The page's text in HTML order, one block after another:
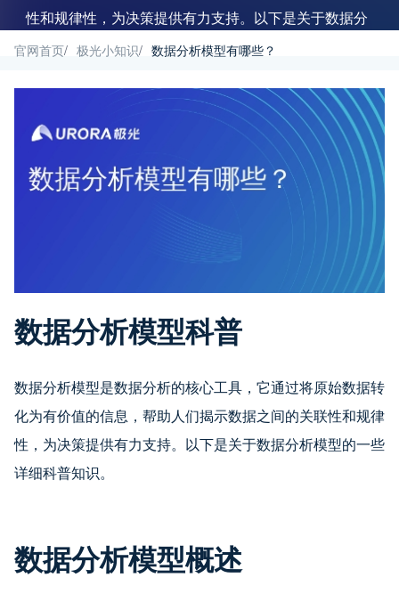
性和规律性，为决策提供有力支持。以下是关于数据分
析模型的一些详细科普知识。
官网首页/ 极光小知识/ 数据分析模型有哪些？
数据分析模型科普
数据分析模型是数据分析的核心工具，它通过将原始数据转
化为有价值的信息，帮助人们揭示数据之间的关联性和规律
性，为决策提供有力支持。以下是关于数据分析模型的一些
详细科普知识。
数据分析模型概述